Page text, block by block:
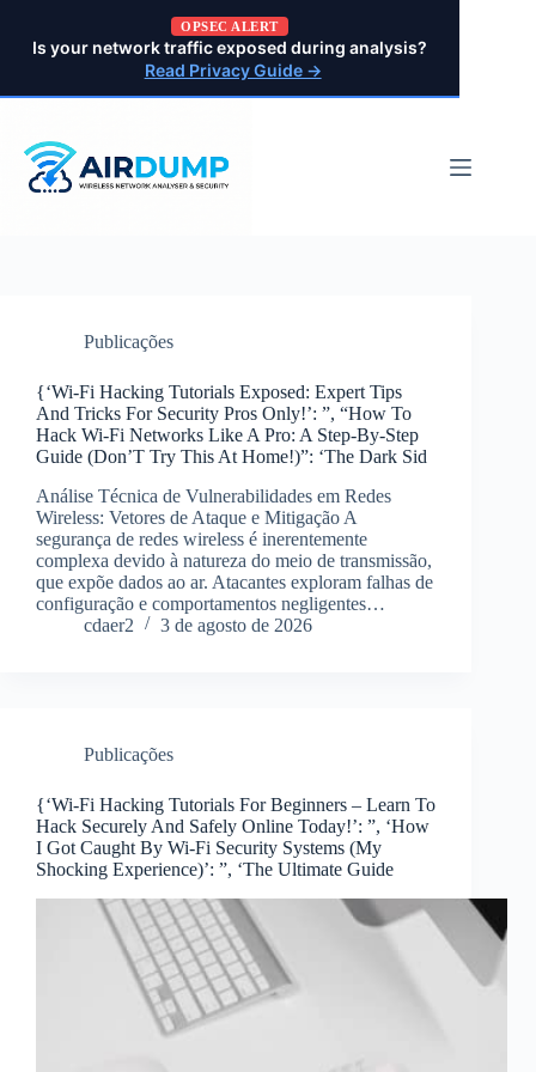
OPSEC ALERT
Is your network traffic exposed during analysis?
Read Privacy Guide →
Publicações
{‘Wi-Fi Hacking Tutorials Exposed: Expert Tips
And Tricks For Security Pros Only!’: ”, “How To
Hack Wi-Fi Networks Like A Pro: A Step-By-Step
Guide (Don’T Try This At Home!)”: ‘The Dark Sid
Análise Técnica de Vulnerabilidades em Redes
Wireless: Vetores de Ataque e Mitigação A
segurança de redes wireless é inerentemente
complexa devido à natureza do meio de transmissão,
que expõe dados ao ar. Atacantes exploram falhas de
configuração e comportamentos negligentes…
cdaer2
3 de agosto de 2026
Publicações
{‘Wi-Fi Hacking Tutorials For Beginners – Learn To
Hack Securely And Safely Online Today!’: ”, ‘How
I Got Caught By Wi-Fi Security Systems (My
Shocking Experience)’: ”, ‘The Ultimate Guide